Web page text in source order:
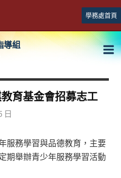
學務處首頁
導組
育基金會招募志工
日
服務學習與品德教育，主要
期舉辦青少年服務學習活動